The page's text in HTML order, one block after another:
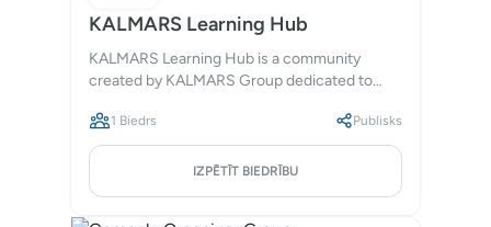
KALMARS Learning Hub
KALMARS Learning Hub is a community
created by KALMARS Group dedicated to
We offer courses, workshops, and events on
various topics to help our members grow and
1 Biedrs Publisks
IZPĒTĪT BIEDRĪBU